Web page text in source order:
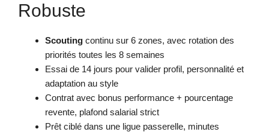
Robuste
Scouting continu sur 6 zones, avec rotation des
priorités toutes les 8 semaines
Essai de 14 jours pour valider profil, personnalité et
adaptation au style
Contrat avec bonus performance + pourcentage
revente, plafond salarial strict
Prêt ciblé dans une ligue passerelle, minutes